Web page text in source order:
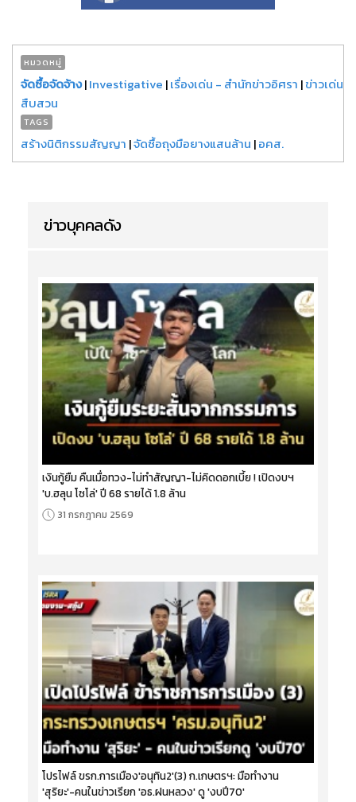
หมวดหมู่
จัดซื้อจัดจ้าง|Investigative |เรื่องเด่น - สำนักข่าวอิศรา |ข่าวเด่น
สืบสวน
TAGS
สร้างนิติกรรมสัญญา |จัดซื้อถุงมือยางแสนล้าน |อคส.
ข่าวบุคคลดัง
เงินกู้ยืม คืนเมื่อทวง-ไม่ทำสัญญา-ไม่คิดดอกเบี้ย ! เปิดงบฯ
'บ.ฮลุน โซโล่' ปี 68 รายได้ 1.8 ล้าน
31 กรกฎาคม 2569
โปรไฟล์ ขรก.การเมือง'อนุทิน2'(3) ก.เกษตรฯ: มือทำงาน
'สุริยะ'-คนในข่าวเรียก 'อธ.ฝนหลวง' ดู 'งบปี70'